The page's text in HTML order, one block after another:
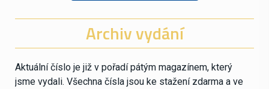
Archiv vydání
Aktuální číslo je již v pořadí pátým magazínem, který
jsme vydali. Všechna čísla jsou ke stažení zdarma a ve